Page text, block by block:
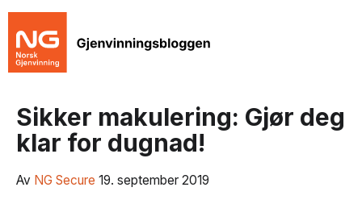
Sikker makulering: Gjør deg
klar for dugnad!
Av NG Secure 19. september 2019